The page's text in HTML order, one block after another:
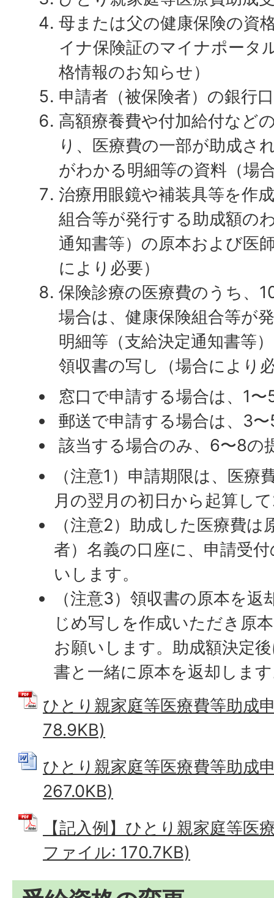
母または父の健康保険の資
イナ保険証のマイナポータ
格情報のお知らせ）
申請者（被保険者）の銀行
高額療養費や付加給付など
り、医療費の一部が助成さ
がわかる明細等の資料（場
治療用眼鏡や補装具等を作
組合等が発行する助成額の
通知書等）の原本および医
により必要）
保険診療の医療費のうち、
場合は、健康保険組合等が
明細等（支給決定通知書等
領収書の写し（場合により
窓口で申請する場合は、1
郵送で申請する場合は、3
該当する場合のみ、6〜8の
（注意1）申請期限は、医
月の翌月の初日から起算し
（注意2）助成した医療費
者）名義の口座に、申請受
いします。
（注意3）領収書の原本を
じめ写しを作成いただき原
お願いします。助成額決定
書と一緒に原本を返却しま
ひとり親家庭等医療費等助成
78.9KB)
ひとり親家庭等医療費等助成
267.0KB)
【記入例】ひとり親家庭等医
ファイル: 170.7KB)